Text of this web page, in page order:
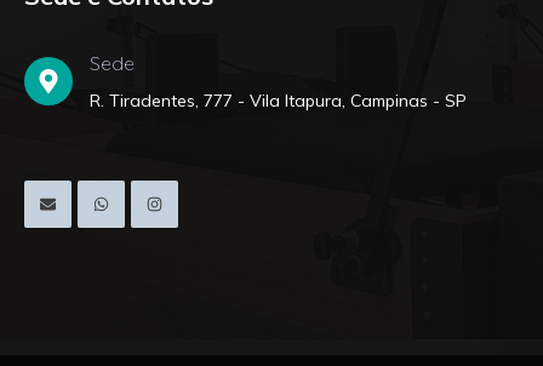
Sede
R. Tiradentes, 777 - Vila Itapura, Campinas - SP